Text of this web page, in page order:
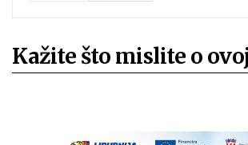
Kažite što mislite o